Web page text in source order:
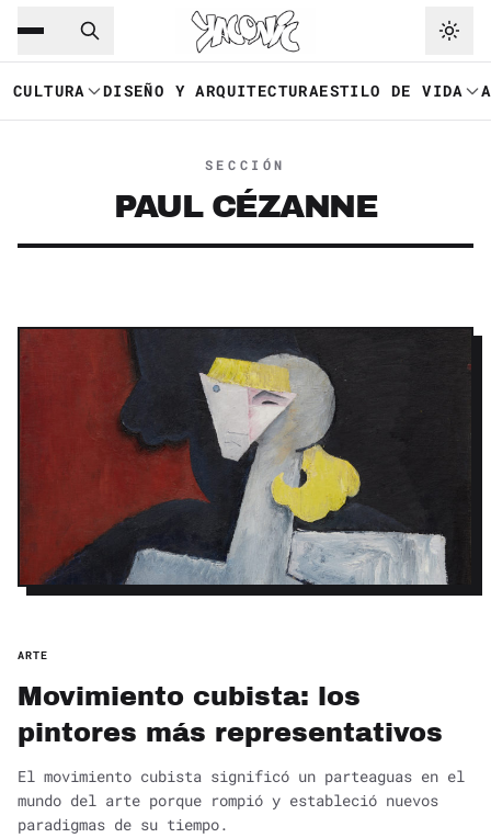
Saltar al contenido principal
CULTURA DISEÑO Y ARQUITECTURAESTILO DE VIDA
SECCIÓN
PAUL CÉZANNE
ARTE
Movimiento cubista: los
pintores más representativos
El movimiento cubista significó un parteaguas en el
mundo del arte porque rompió y estableció nuevos
paradigmas de su tiempo.